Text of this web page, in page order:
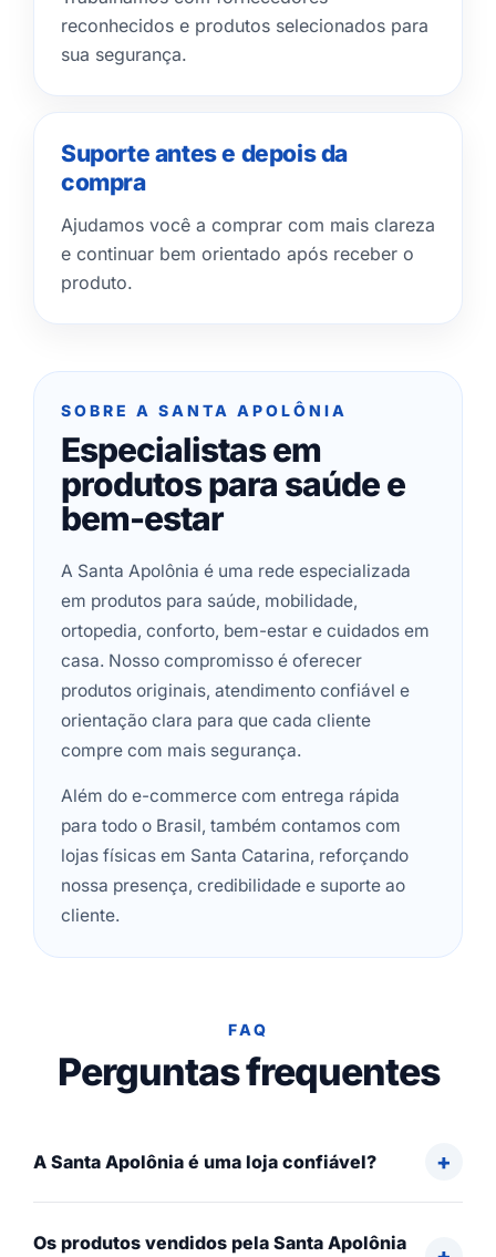
reconhecidos e produtos selecionados para
sua segurança.
Suporte antes e depois da
compra
Ajudamos você a comprar com mais clareza
e continuar bem orientado após receber o
produto.
SOBRE A SANTA APOLÔNIA
Especialistas em
produtos para saúde e
bem-estar
A Santa Apolônia é uma rede especializada
em produtos para saúde, mobilidade,
ortopedia, conforto, bem-estar e cuidados em
casa. Nosso compromisso é oferecer
produtos originais, atendimento confiável e
orientação clara para que cada cliente
compre com mais segurança.
Além do e-commerce com entrega rápida
para todo o Brasil, também contamos com
lojas físicas em Santa Catarina, reforçando
nossa presença, credibilidade e suporte ao
cliente.
FAQ
Perguntas frequentes
A Santa Apolônia é uma loja confiável?
Os produtos vendidos pela Santa Apolônia